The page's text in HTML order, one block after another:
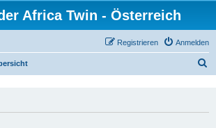
Africa Twin - Österreich
Anmelden
Registrieren
h